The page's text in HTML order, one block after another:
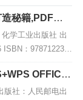
秘籍,PDF电
学工业出版社 出
ISBN：978712236
扫描版PDF格式] 内
OFFICE,
版社：人民邮电出